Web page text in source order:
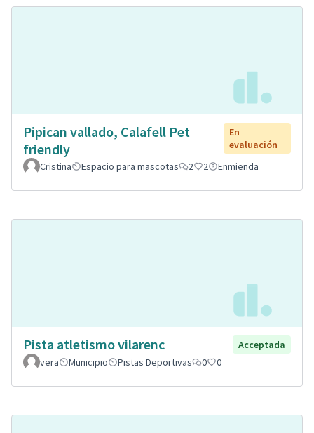
Pipican vallado, Calafell Pet
friendly
En
evaluación
Cristina
Espacio para mascotas 2 2 Enmienda
Pista atletismo vilarenc
Acceptada
vera
Municipio Pistas Deportivas 0 0